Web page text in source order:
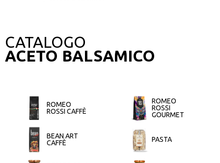
CATALOGO
ACETO BALSAMICO
ROMEO
ROSSI CAFFÈ
ROMEO
ROSSI
GOURMET
BEAN ART
CAFFÈ
PASTA